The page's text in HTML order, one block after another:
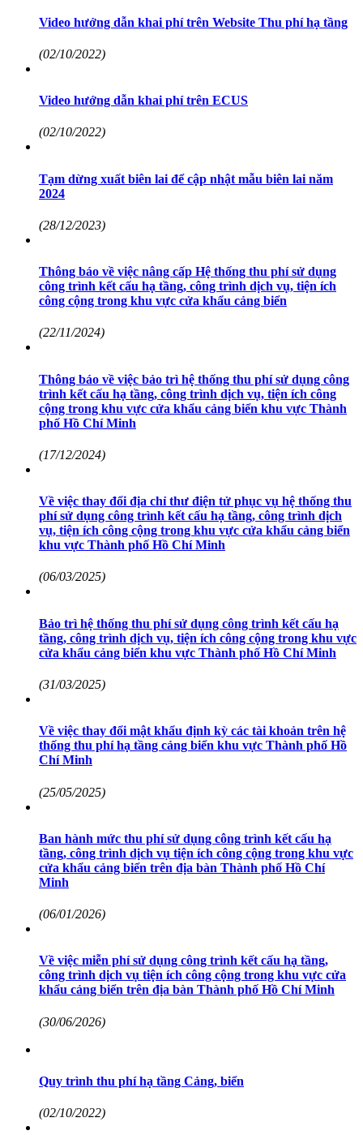
Video hướng dẫn khai phí trên Website Thu phí hạ tầng
(02/10/2022)
Video hướng dẫn khai phí trên ECUS
(02/10/2022)
Tạm dừng xuất biên lai để cập nhật mẫu biên lai năm
2024
(28/12/2023)
Thông báo về việc nâng cấp Hệ thống thu phí sử dụng
công trình kết cấu hạ tầng, công trình dịch vụ, tiện ích
công cộng trong khu vực cửa khẩu cảng biển
(22/11/2024)
Thông báo về việc bảo trì hệ thống thu phí sử dụng công
trình kết cấu hạ tầng, công trình dịch vụ, tiện ích công
cộng trong khu vực cửa khẩu cảng biển khu vực Thành
phố Hồ Chí Minh
(17/12/2024)
Về việc thay đổi địa chỉ thư điện tử phục vụ hệ thống thu
phí sử dụng công trình kết cấu hạ tầng, công trình dịch
vụ, tiện ích công cộng trong khu vực cửa khẩu cảng biển
khu vực Thành phố Hồ Chí Minh
(06/03/2025)
Bảo trì hệ thống thu phí sử dụng công trình kết cấu hạ
tầng, công trình dịch vụ, tiện ích công cộng trong khu vực
cửa khẩu cảng biển khu vực Thành phố Hồ Chí Minh
(31/03/2025)
Về việc thay đổi mật khẩu định kỳ các tài khoản trên hệ
thống thu phí hạ tầng cảng biển khu vực Thành phố Hồ
Chí Minh
(25/05/2025)
Ban hành mức thu phí sử dụng công trình kết cấu hạ
tầng, công trình dịch vụ tiện ích công cộng trong khu vực
cửa khẩu cảng biển trên địa bàn Thành phố Hồ Chí
Minh
(06/01/2026)
Về việc miễn phí sử dụng công trình kết cấu hạ tầng,
công trình dịch vụ tiện ích công cộng trong khu vực cửa
khẩu cảng biển trên địa bàn Thành phố Hồ Chí Minh
(30/06/2026)
Quy trình thu phí hạ tầng Cảng, biển
(02/10/2022)